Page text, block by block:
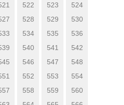
522 523
524
528 529
530
534 535
536
540 541
542
546 547
548
552 553
554
558 559
560